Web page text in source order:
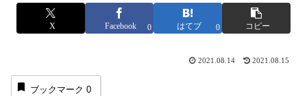
X Facebook 0 はてブ 0 コピー
2021.08.14 2021.08.15
ブックマーク 0